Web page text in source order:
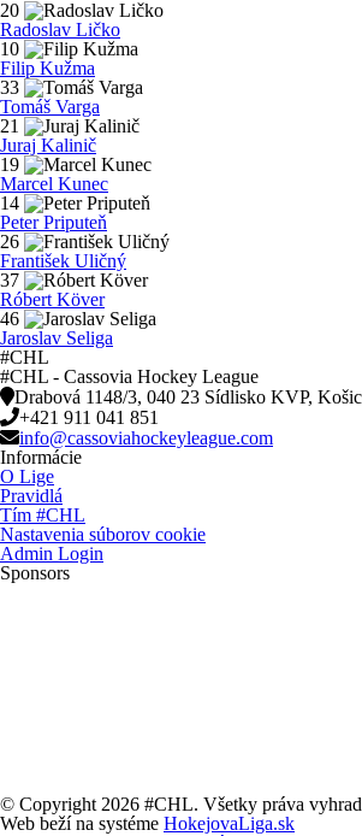
20
Radoslav Ličko
10
Filip Kužma
33
Tomáš Varga
21
Juraj Kalinič
19
Marcel Kunec
14
Peter Priputeň
26
František Uličný
37
Róbert Köver
46
Jaroslav Seliga
#CHL
#CHL - Cassovia Hockey League
Drabová 1148/3, 040 23 Sídlisko KVP,
+421 911 041 851
info@cassoviahockeyleague.com
Informácie
O Lige
Pravidlá
Tím #CHL
Nastavenia súborov cookie
Admin Login
Sponsors
© Copyright 2026 #CHL. Všetky práva
Web beží na systéme HokejovaLiga.sk